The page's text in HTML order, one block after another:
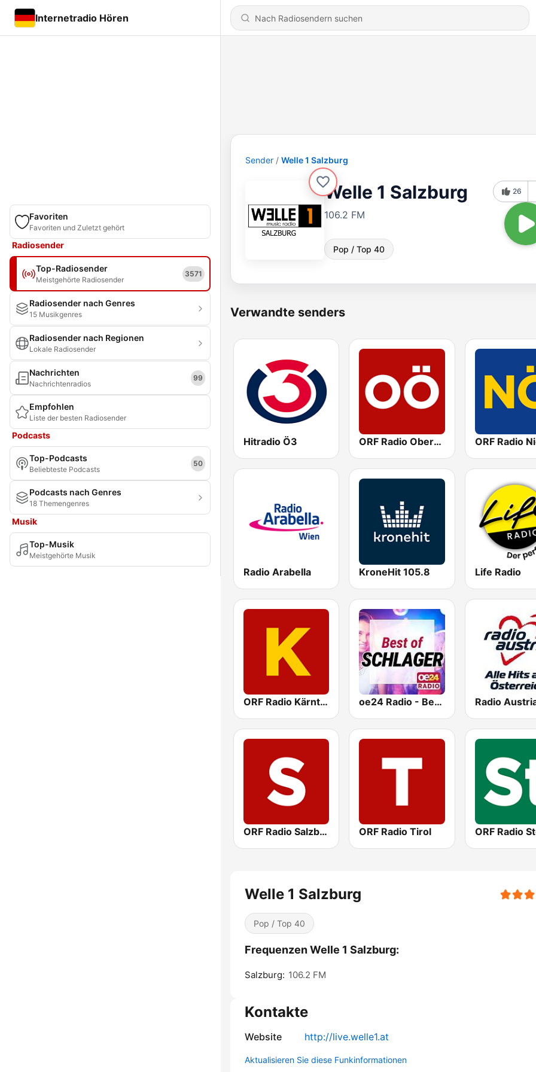
Internetradio Hören
Favoriten
Favoriten und Zuletzt gehört
Radiosender
Top-Radiosender
Meistgehörte Radiosender
3571
Radiosender nach Genres
15 Musikgenres
Radiosender nach Regionen
Lokale Radiosender
Nachrichten
Nachrichtenradios
99
Empfohlen
Liste der besten Radiosender
Podcasts
Top-Podcasts
Beliebteste Podcasts
50
Podcasts nach Genres
18 Themengenres
Musik
Top-Musik
Meistgehörte Musik
Sender Welle 1 Salzburg
Welle 1 Salzburg
106.2 FM
Pop / Top 40
26
Verwandte senders
Hitradio Ö3 ORF Radio Oberösterreich
Radio Arabella KroneHit 105.8 Life Radio
ORF Radio Kärnten oe24 Radio - Best of Schlager Radio
ORF Radio Salzburg ORF Radio Tirol
Welle 1 Salzburg
Pop / Top 40
Frequenzen Welle 1 Salzburg:
Salzburg: 106.2 FM
Kontakte
Website http://live.welle1.at
Aktualisieren Sie diese Funkinformationen